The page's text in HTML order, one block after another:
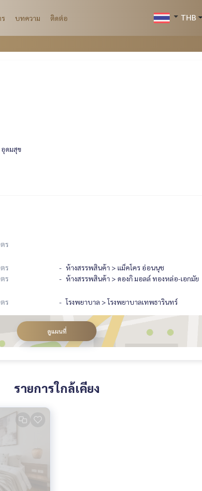
บทความ ติดต่อ THB
ดมสุข
ตร
ตร ห้างสรรพสินค้า > แม็คโคร อ่อนนุช
ตร ห้างสรรพสินค้า > ดองกิ มอลล์ ทองหล่อ-เอกมัย
ตร โรงพยาบาล > โรงพยาบาลเทพธารินทร์
ดูแผนที่
รายการใกล้เคียง